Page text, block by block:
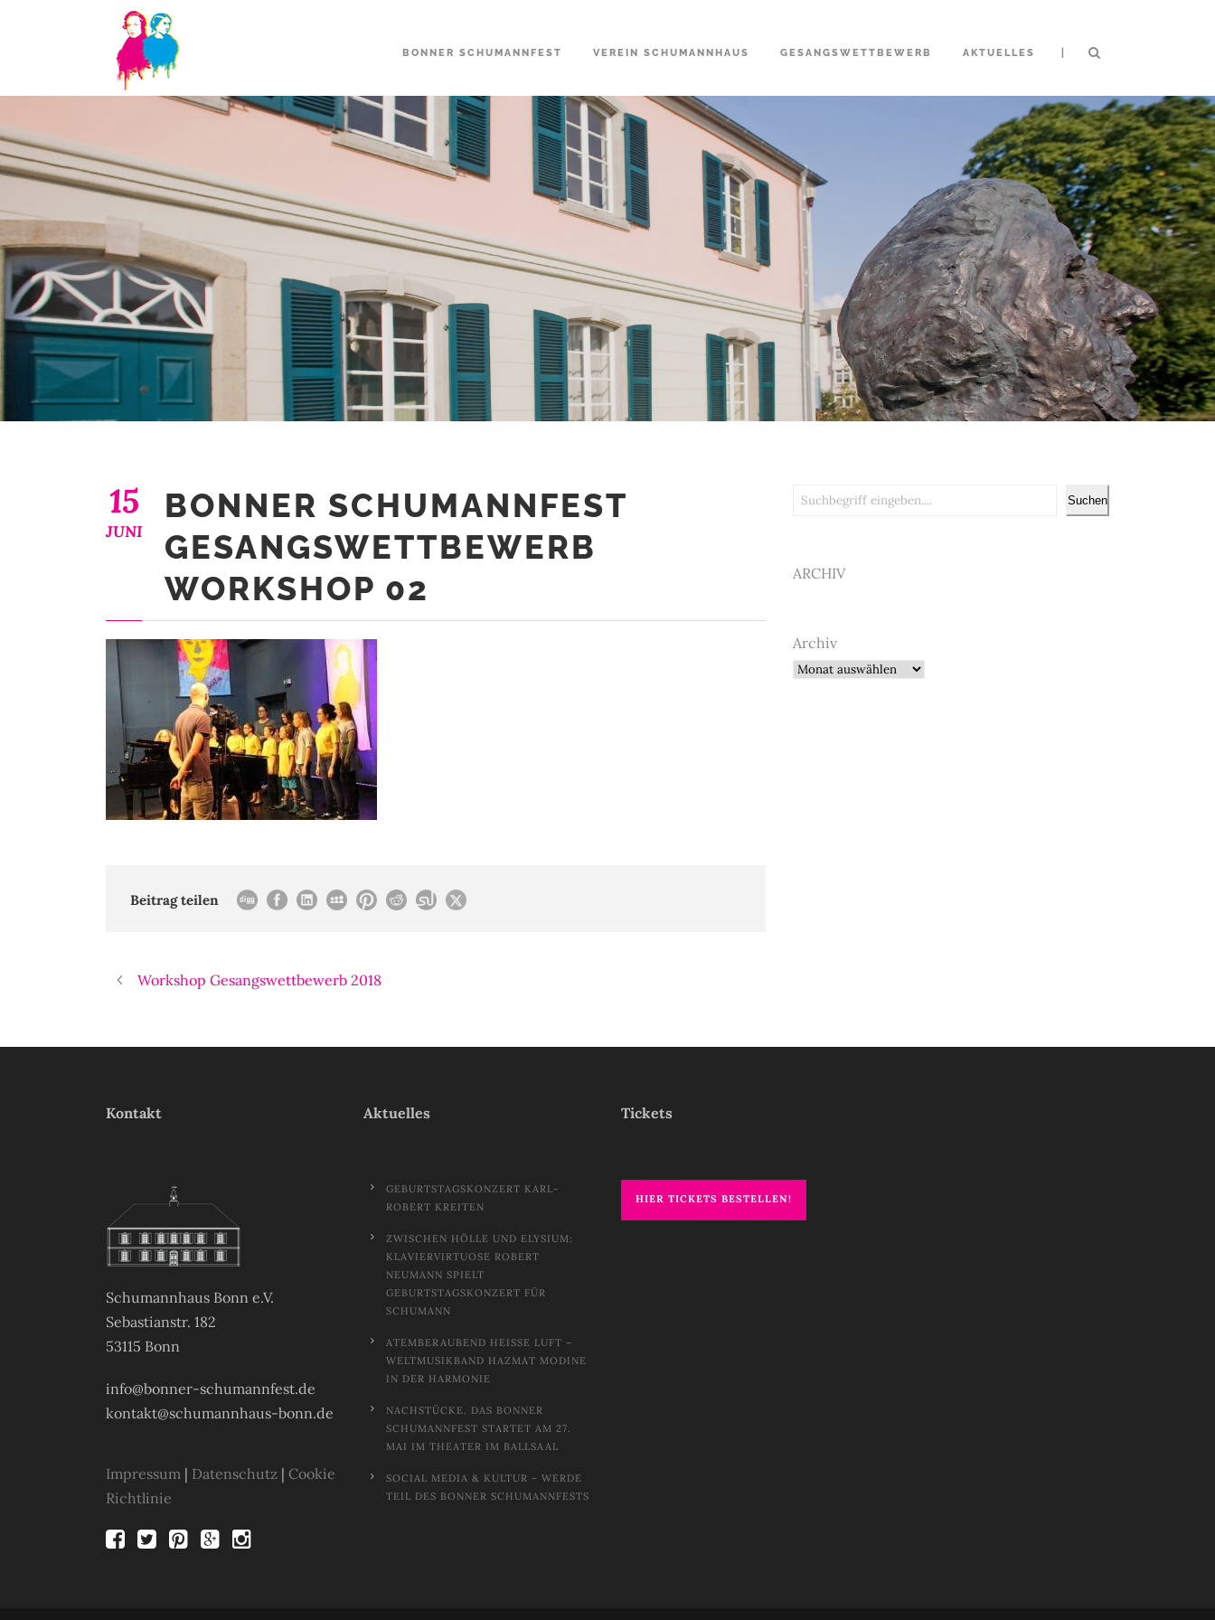
BONNER SCHUMANNFEST VEREIN SCHUMANNHAUS GESANGSWETTBEWERB AKTUELLES |
15
JUNI
BONNER SCHUMANNFEST
GESANGSWETTBEWERB
WORKSHOP 02
Beitrag teilen
Workshop Gesangswettbewerb 2018
Suchen Suchen
ARCHIV
Archiv
Kontakt
Schumannhaus Bonn e.V.
Sebastianstr. 182
53115 Bonn
info@bonner-schumannfest.de
kontakt@schumannhaus-bonn.de
Impressum | Datenschutz | Cookie
Richtlinie
Aktuelles
GEBURTSTAGSKONZERT KARL-
ROBERT KREITEN
ZWISCHEN HÖLLE UND ELYSIUM:
KLAVIERVIRTUOSE ROBERT
NEUMANN SPIELT
GEBURTSTAGSKONZERT FÜR
SCHUMANN
ATEMBERAUBEND HEISSE LUFT – W
ELTMUSIKBAND HAZMAT MODINE I
N DER HARMONIE
NACHSTÜCKE. DAS BONNER
SCHUMANNFEST STARTET AM 27.
MAI IM THEATER IM BALLSAAL
SOCIAL MEDIA & KULTUR – WERDE
TEIL DES BONNER SCHUMANNFESTS
Tickets
HIER TICKETS BESTELLEN!